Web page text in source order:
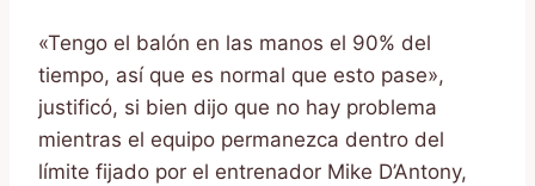
«Tengo el balón en las manos el 90% del
tiempo, así que es normal que esto pase»,
justificó, si bien dijo que no hay problema
mientras el equipo permanezca dentro del
límite fijado por el entrenador Mike D’Antony,